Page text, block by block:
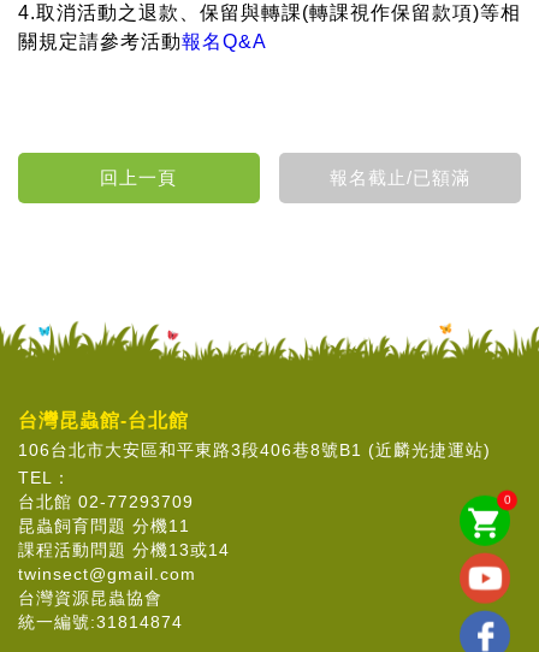
4.取消活動之退款、保留與轉課(轉課視作保留款項)等相
關規定請參考活動報名Q&A
shopping_cart
0
台灣昆蟲館-台北館
106台北市大安區和平東路3段406巷8號B1 (近麟光捷運站)
TEL：
台北館 02-77293709
昆蟲飼育問題 分機11
課程活動問題 分機13或14
twinsect@gmail.com
台灣資源昆蟲協會
統一編號:31814874